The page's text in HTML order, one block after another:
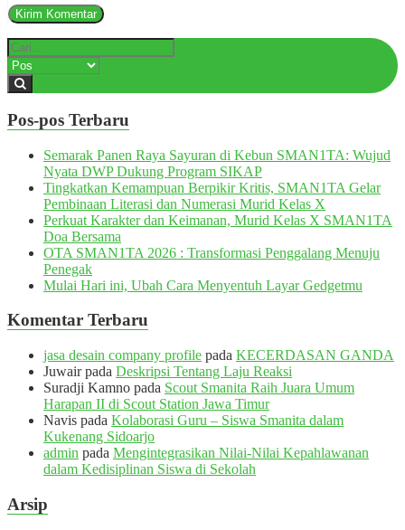
Pos-pos Terbaru
Semarak Panen Raya Sayuran di Kebun SMAN1TA: Wujud
Nyata DWP Dukung Program SIKAP
Tingkatkan Kemampuan Berpikir Kritis, SMAN1TA Gelar
Pembinaan Literasi dan Numerasi Murid Kelas X
Perkuat Karakter dan Keimanan, Murid Kelas X SMAN1TA
Doa Bersama
OTA SMAN1TA 2026 : Transformasi Penggalang Menuju
Penegak
Mulai Hari ini, Ubah Cara Menyentuh Layar Gedgetmu
Komentar Terbaru
jasa desain company profile pada KECERDASAN GANDA
Juwairpada Deskripsi Tentang Laju Reaksi
Suradji Kamno pada Scout Smanita Raih Juara Umum
Harapan II di Scout Station Jawa Timur
Navis pada Kolaborasi Guru – Siswa Smanita dalam
Kukenang Sidoarjo
admin pada Mengintegrasikan Nilai-Nilai Kepahlawanan
dalam Kedisiplinan Siswa di Sekolah
Arsip